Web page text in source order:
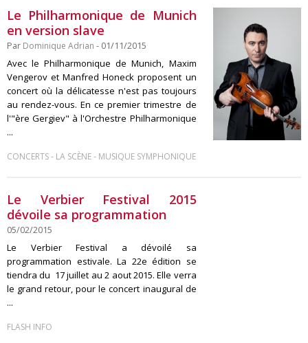
Le Philharmonique de Munich
en version slave
Par Dominique Adrian - 01/11/2015
Avec le Philharmonique de Munich, Maxim
Vengerov et Manfred Honeck proposent un
concert où la délicatesse n'est pas toujours
au rendez-vous. En ce premier trimestre de
l'"ère Gergiev" à l'Orchestre Philharmonique
...
CONCERTS- LA SCÈNE- MUSIQUE SYMPHONIQUE
Le Verbier Festival 2015
dévoile sa programmation
05/02/2015
Le Verbier Festival a dévoilé sa
programmation estivale. La 22e édition se
tiendra du 17 juillet au 2 aout 2015. Elle verra
le grand retour, pour le concert inaugural de
...
FLASH INFO